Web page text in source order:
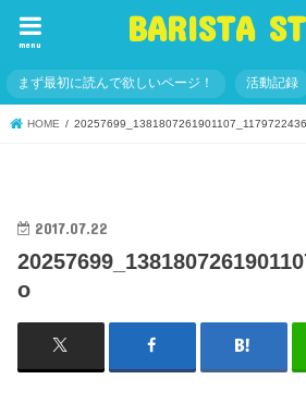
BARISTA
menu
まず最初に読んで欲しいページ！ 活動記録
HOME
2017.07.22
o